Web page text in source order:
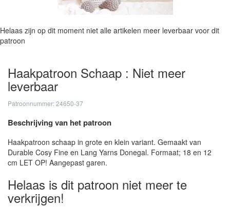
Helaas zijn op dit moment niet alle artikelen meer leverbaar voor dit
patroon
Haakpatroon Schaap : Niet meer
leverbaar
Patroonnummer: 24650-37
Beschrijving van het patroon
Haakpatroon schaap in grote en klein variant. Gemaakt van
Durable Cosy Fine en Lang Yarns Donegal. Formaat; 18 en 12
cm LET OP! Aangepast garen.
Helaas is dit patroon niet meer te
verkrijgen!